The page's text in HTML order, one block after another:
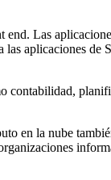
Las
aplicaciones de
contabilidad,
en la nube